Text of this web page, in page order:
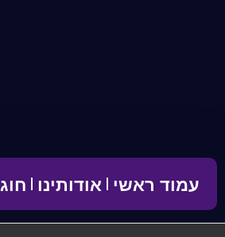
עמוד ראשי אודותינו